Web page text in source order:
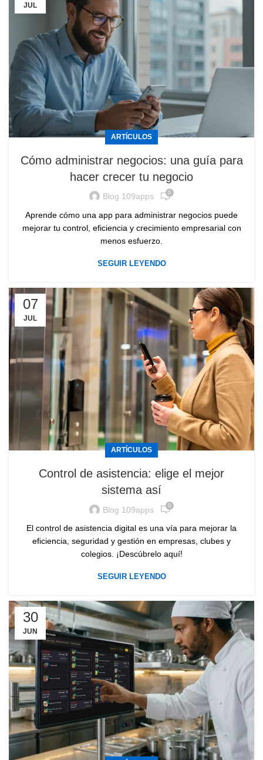
JUL
ARTÍCULOS
Cómo administrar negocios: una guía para
hacer crecer tu negocio
Blog 109apps 0
Aprende cómo una app para administrar negocios puede
mejorar tu control, eficiencia y crecimiento empresarial con
menos esfuerzo.
SEGUIR LEYENDO
07
JUL
ARTÍCULOS
Control de asistencia: elige el mejor
sistema así
Blog 109apps 0
El control de asistencia digital es una vía para mejorar la
eficiencia, seguridad y gestión en empresas, clubes y
colegios. ¡Descúbrelo aquí!
SEGUIR LEYENDO
30
JUN